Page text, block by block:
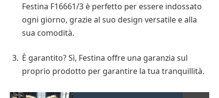
Festina F16661/3 è perfetto per essere indossato
ogni giorno, grazie al suo design versatile e alla
sua comodità.
È garantito? Sì, Festina offre una garanzia sul
proprio prodotto per garantire la tua tranquillità.